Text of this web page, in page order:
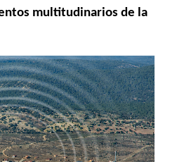
multitudinarios de la